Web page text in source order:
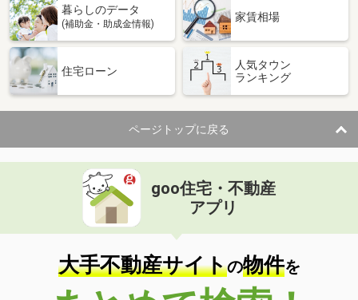
暮らしのデータ
(補助金・助成金情報)
家賃相場
住宅ローン
人気タウン
ランキング
ページトップに戻る
goo住宅・不動産
アプリ
大手不動産サイトの物件を